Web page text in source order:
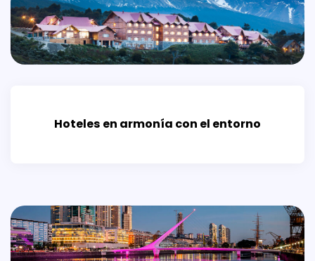
Hoteles en armonía con el entorno